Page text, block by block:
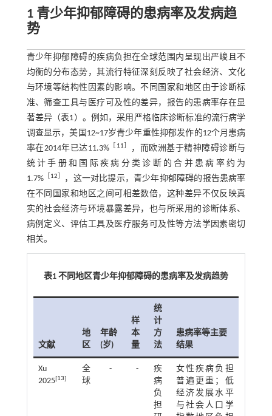
1 青少年抑郁障碍的患病率及发病趋
势
青少年抑郁障碍的疾病负担在全球范围内呈现出严峻且不
均衡的分布态势，其流行特征深刻反映了社会经济、文化
与环境等结构性因素的影响。不同国家和地区由于诊断标
准、筛查工具与医疗可及性的差异，报告的患病率存在显
著差异（表1 ）。例如，采用严格临床诊断标准的流行病学
调查显示，美国12~17岁青少年重性抑郁发作的12个月患病
率在2014年已达11.3%
11
，而欧洲基于精神障碍诊断与
统计手册和国际疾病分类诊断的合并患病率约为
1.7%
12
，这一对比提示，青少年抑郁障碍的报告患病率
在不同国家和地区之间可相差数倍，这种差异不仅反映真
实的社会经济与环境暴露差异，也与所采用的诊断体系、
病例定义、评估工具及医疗服务可及性等方法学因素密切
相关。
表1 不同地区青少年抑郁障碍的患病率及发病趋势
文献
地
区
年龄
(岁)
样
本
量
统
计
方
法
患病率等主要
结果
Xu
2025[13]
全
球
- -
疾
病
负
担
女性疾病负担
普遍更重；低
经济发展水平
与社会人口学